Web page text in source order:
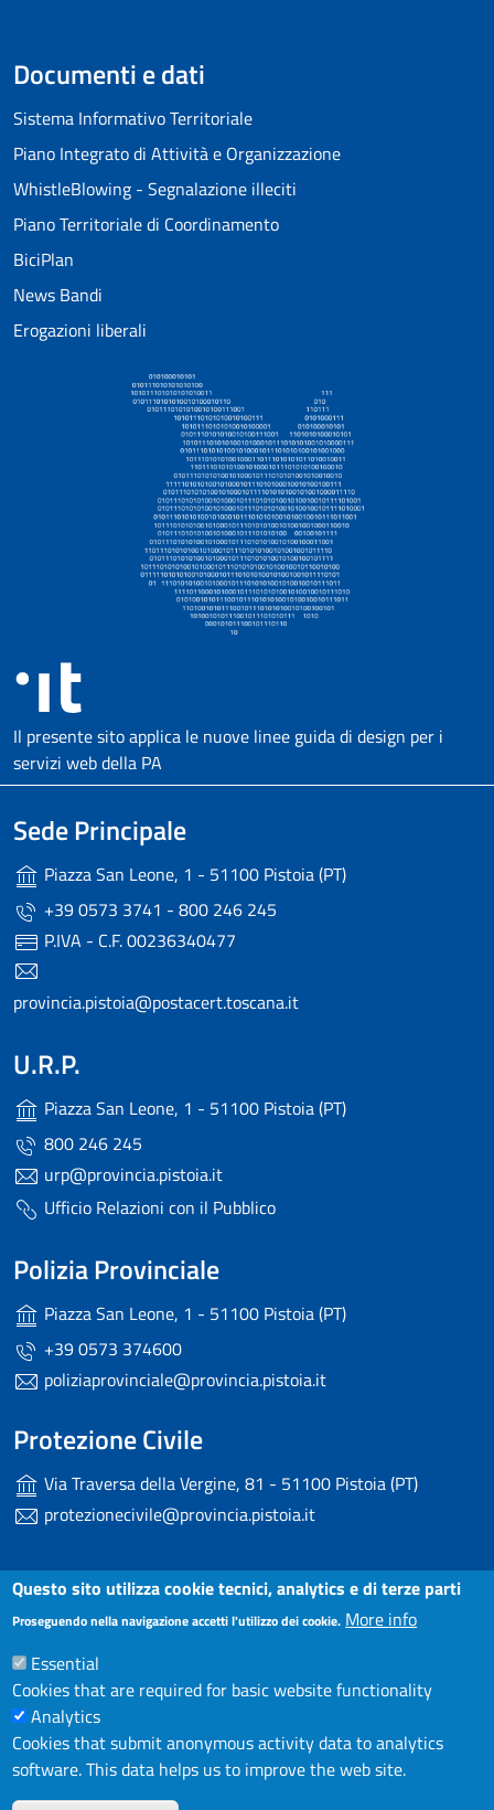
Documenti e dati
Sistema Informativo Territoriale
Piano Integrato di Attività e Organizzazione
WhistleBlowing - Segnalazione illeciti
Piano Territoriale di Coordinamento
BiciPlan
News Bandi
Erogazioni liberali
Il presente sito applica le nuove linee guida di design per i
servizi web della PA
Sede Principale
Piazza San Leone, 1 - 51100 Pistoia (PT)
+39 0573 3741 - 800 246 245
P.IVA - C.F. 00236340477
provincia.pistoia@postacert.toscana.it
U.R.P.
Piazza San Leone, 1 - 51100 Pistoia (PT)
800 246 245
urp@provincia.pistoia.it
Ufficio Relazioni con il Pubblico
Polizia Provinciale
Piazza San Leone, 1 - 51100 Pistoia (PT)
+39 0573 374600
poliziaprovinciale@provincia.pistoia.it
Protezione Civile
Via Traversa della Vergine, 81 - 51100 Pistoia (PT)
protezionecivile@provincia.pistoia.it
Small prints
Useful links section
Dichiarazione di accessibilità
Note Legali
Privacy
Contatti
Questo sito utilizza cookie tecnici, analytics e di terze parti
Proseguendo nella navigazione accetti l'utilizzo dei cookie. More info
Essential
Cookies that are required for basic website functionality
Analytics
Cookies that submit anonymous activity data to analytics
software. This data helps us to improve the web site.